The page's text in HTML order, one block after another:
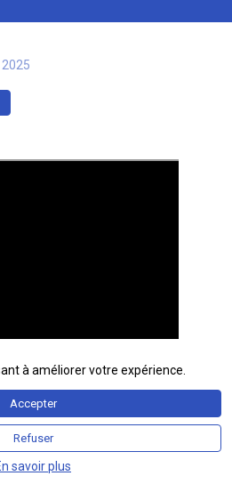
à améliorer votre expérience.
Accepter
Refuser
savoir plus